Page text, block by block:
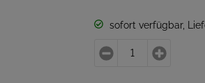
sofort verfügbar,